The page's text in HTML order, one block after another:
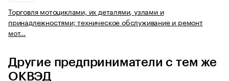
Торговля мотоциклами, их деталями, узлами и
принадлежностями; техническое обслуживание и ремонт
мот…
Другие предприниматели с тем же
ОКВЭД